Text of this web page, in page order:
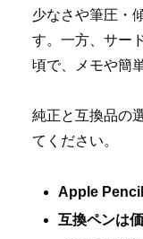
少なさや筆圧・
す。一方、サー
頃で、メモや簡
純正と互換品の
てください。
Apple
互換ペンは